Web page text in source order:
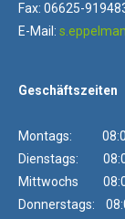
Fax: 06625-
E-Mail:
Geschäftszeiten
Montags:
Dienstags:
Mittwochs
Donnerstags: